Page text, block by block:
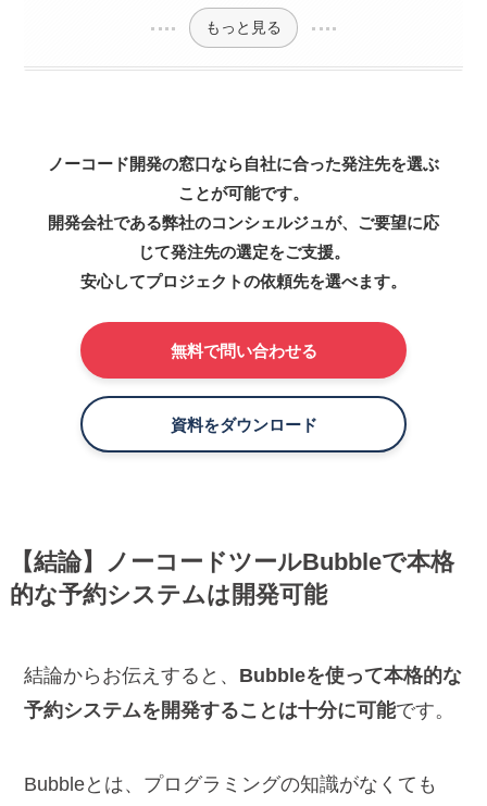
もっと見る
ノーコード開発の窓口なら自社に合った発注先を選ぶ
ことが可能です。
開発会社である弊社のコンシェルジュが、ご要望に応
じて発注先の選定をご支援。
安心してプロジェクトの依頼先を選べます。
無料で問い合わせる
資料をダウンロード
【結論】ノーコードツールBubbleで本格
的な予約システムは開発可能
結論からお伝えすると、 Bubbleを使って本格的な
予約システムを開発することは十分に可能です。
Bubbleとは、プログラミングの知識がなくても